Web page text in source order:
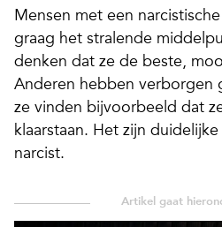
Mensen met een
graag het stralende
denken dat ze de beste,
Anderen hebben verborgen
ze vinden bijvoorbeeld dat
klaarstaan. Het zijn
narcist.